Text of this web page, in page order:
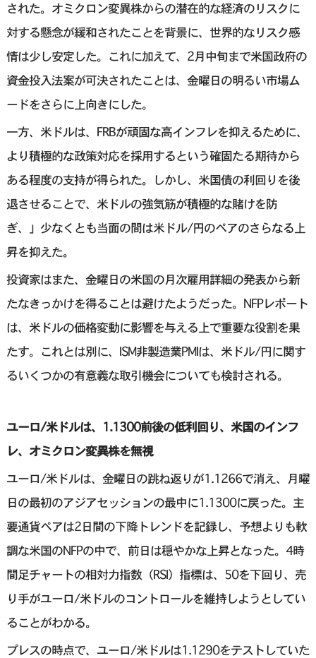
された。オミクロン変異株からの潜在的な経済のリスクに
対する懸念が緩和されたことを背景に、世界的なリスク感
情は少し安定した。これに加えて、2月中旬まで米国政府の
資金投入法案が可決されたことは、金曜日の明るい市場ム
ードをさらに上向きにした。
一方、米ドルは、FRBが頑固な高インフレを抑えるために、
より積極的な政策対応を採用するという確固たる期待から
ある程度の支持が得られた。しかし、米国債の利回りを後
退させることで、米ドルの強気筋が積極的な賭けを防
ぎ、」少なくとも当面の間は米ドル/円のペアのさらなる上
昇を抑えた。
投資家はまた、金曜日の米国の月次雇用詳細の発表から新
たなきっかけを得ることは避けたようだった。NFPレポート
は、米ドルの価格変動に影響を与える上で重要な役割を果
たす。これとは別に、ISM非製造業PMIは、米ドル/円に関す
るいくつかの有意義な取引機会についても検討される。
ユーロ/米ドルは、1.1300前後の低利回り、米国のインフ
レ、オミクロン変異株を無視
ユーロ/米ドルは、金曜日の跳ね返りが1.1266で消え、月曜
日の最初のアジアセッションの最中に1.1300に戻った。主
要通貨ペアは2日間の下降トレンドを記録し、予想よりも軟
調な米国のNFPの中で、前日は穏やかな上昇となった。4時
間足チャートの相対力指数（RSI）指標は、50を下回り、売
り手がユーロ/米ドルのコントロールを維持しようとしてい
ることがわかる。
プレスの時点で、ユーロ/米ドルは1.1290をテストしていた